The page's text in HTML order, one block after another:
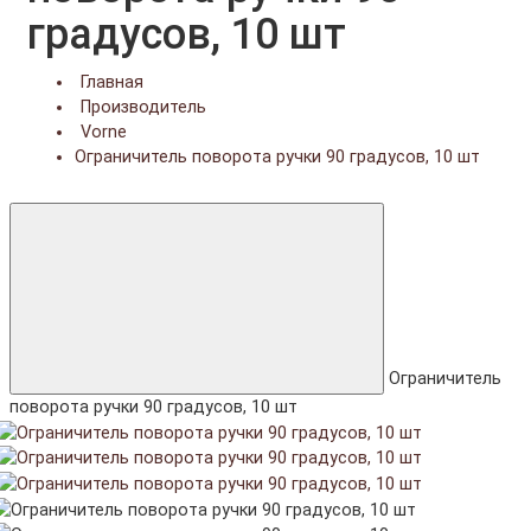
градусов, 10 шт
Главная
Производитель
Vorne
Ограничитель поворота ручки 90 градусов, 10 шт
Ограничитель
поворота ручки 90 градусов, 10 шт